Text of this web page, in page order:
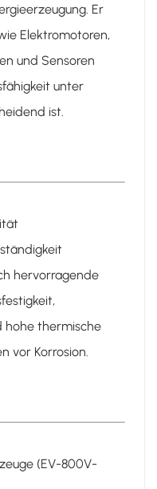
Er
Elektromotoren,
und Sensoren
unter
ist.
hervorragende
hohe thermische
vor Korrosion.
(EV-800V-